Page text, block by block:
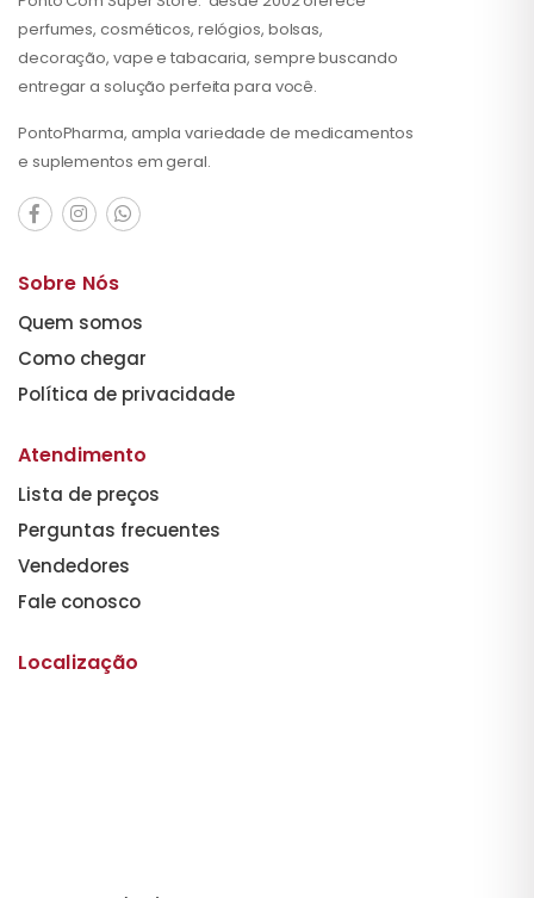
perfumes, cosméticos, relógios, bolsas,
decoração, vape e tabacaria, sempre buscando
entregar a solução perfeita para você.
PontoPharma, ampla variedade de medicamentos
e suplementos em geral.
Sobre Nós
Quem somos
Como chegar
Política de privacidade
Atendimento
Lista de preços
Perguntas frecuentes
Vendedores
Fale conosco
Localização